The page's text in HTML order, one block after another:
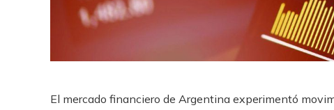
El mercado financiero de Argentina experimentó